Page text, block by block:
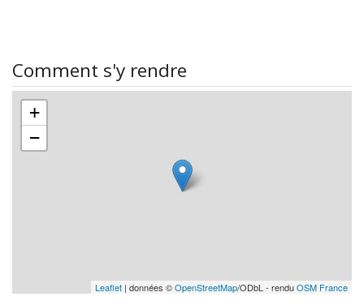
Comment s'y rendre
+
−
Leaflet | données ©OpenStreetMap/ODbL - renduOSM France